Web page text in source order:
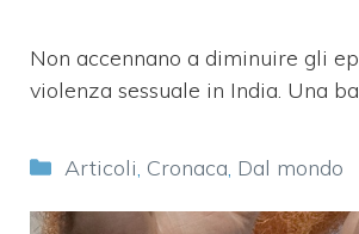
Non accennano a diminuire gli
violenza sessuale in India. Una
Categorie
Articoli, Cronaca, Dal mondo